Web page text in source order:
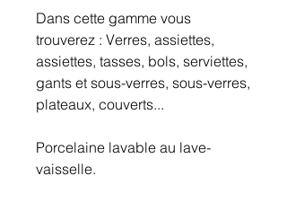
Dans cette gamme vous
trouverez : Verres, assiettes,
assiettes, tasses, bols, serviettes,
gants et sous-verres, sous-verres,
plateaux, couverts...
Porcelaine lavable au lave-
vaisselle.